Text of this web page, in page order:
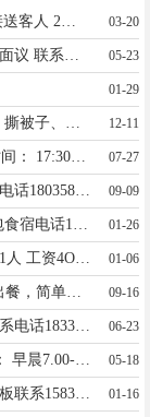
03-20
05-23
01-29
12-11
卤味售卖员（室外）月薪： 3000+ 工作时间： 17:30-22:30 工作地址：青运城小区 联系电话：15203412449 07-27
山西科技大学南校区招聘后厨帮厨，联系电话18035861983 09-09
01-26
急招东华门小学，放学期间扫码发单现短1人 工资4O十提成（扫一个码一块） 报名联系孙老师15534491598 01-06
顶班信息：9.26-9.30共5天食堂档口帮厨出餐，简单不累上午9点—下午2点共5小时，每天60元， 地址：胜利西街 有意者电联15536642958微信同号 09-16
有没有夫妻干的活，两个人五十来岁。联系电话18335806269 06-23
急聘：单位食堂顶班洗碗大姐一名 两餐： 早晨7.00-下午2.30 一天80元 地址：平阳路与晋阳街交叉口 电话/18703409200 05-18
本人男36岁找工作。短期工作有用人的老板联系15834158762。 01-16